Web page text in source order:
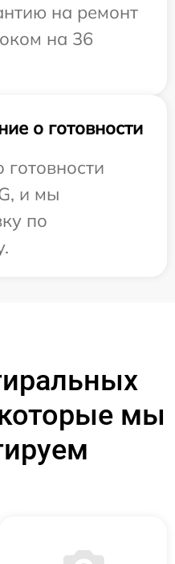
на ремонт
на 36
о готовности
и мы
по
мы